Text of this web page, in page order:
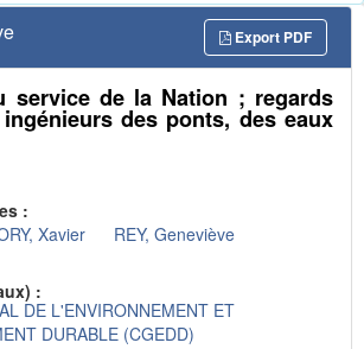
Export PDF
service de la Nation ; regards
des ponts, des eaux
:
Xavier REY, Geneviève
:
DE L'ENVIRONNEMENT ET
DURABLE (CGEDD)